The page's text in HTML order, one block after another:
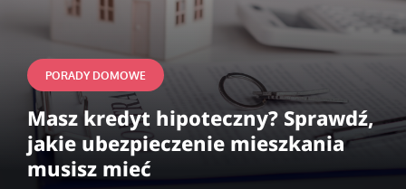
PORADY DOMOWE
Masz kredyt hipoteczny? Sprawdź,
jakie ubezpieczenie mieszkania
musisz mieć